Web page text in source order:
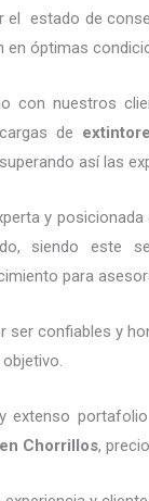
el estado de
óptimas
con nuestros
de
así las
y
siendo este
para
ser confiables y
extenso
en Chorrillos,